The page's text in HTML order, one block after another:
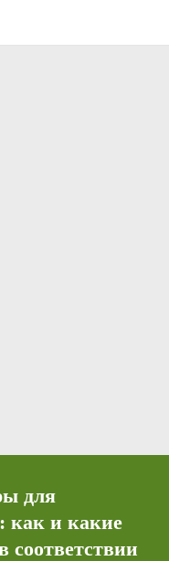
для
как и какие
соответствии